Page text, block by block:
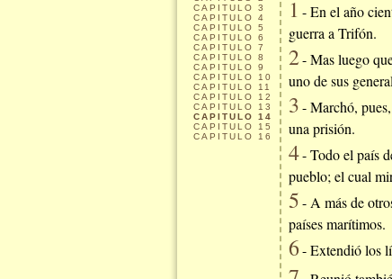
CAPITULO
3
CAPITULO
4
CAPITULO
5
CAPITULO
6
CAPITULO
7
CAPITULO
8
CAPITULO
9
CAPITULO
10
CAPITULO
11
CAPITULO
12
CAPITULO
13
CAPITULO
14
CAPITULO
15
CAPITULO
16
1 - En el año
guerra a Trifón.
2- Mas luego
uno de sus
3- Marchó,
una prisión.
4- Todo el país
pueblo; el cual
5- A más de
países marítimos.
6- Extendió los